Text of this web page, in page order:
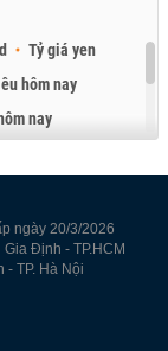
Tỷ giá yen
hôm nay
nay
ngày 20/3/2026
Định - TP.HCM
TP. Hà Nội